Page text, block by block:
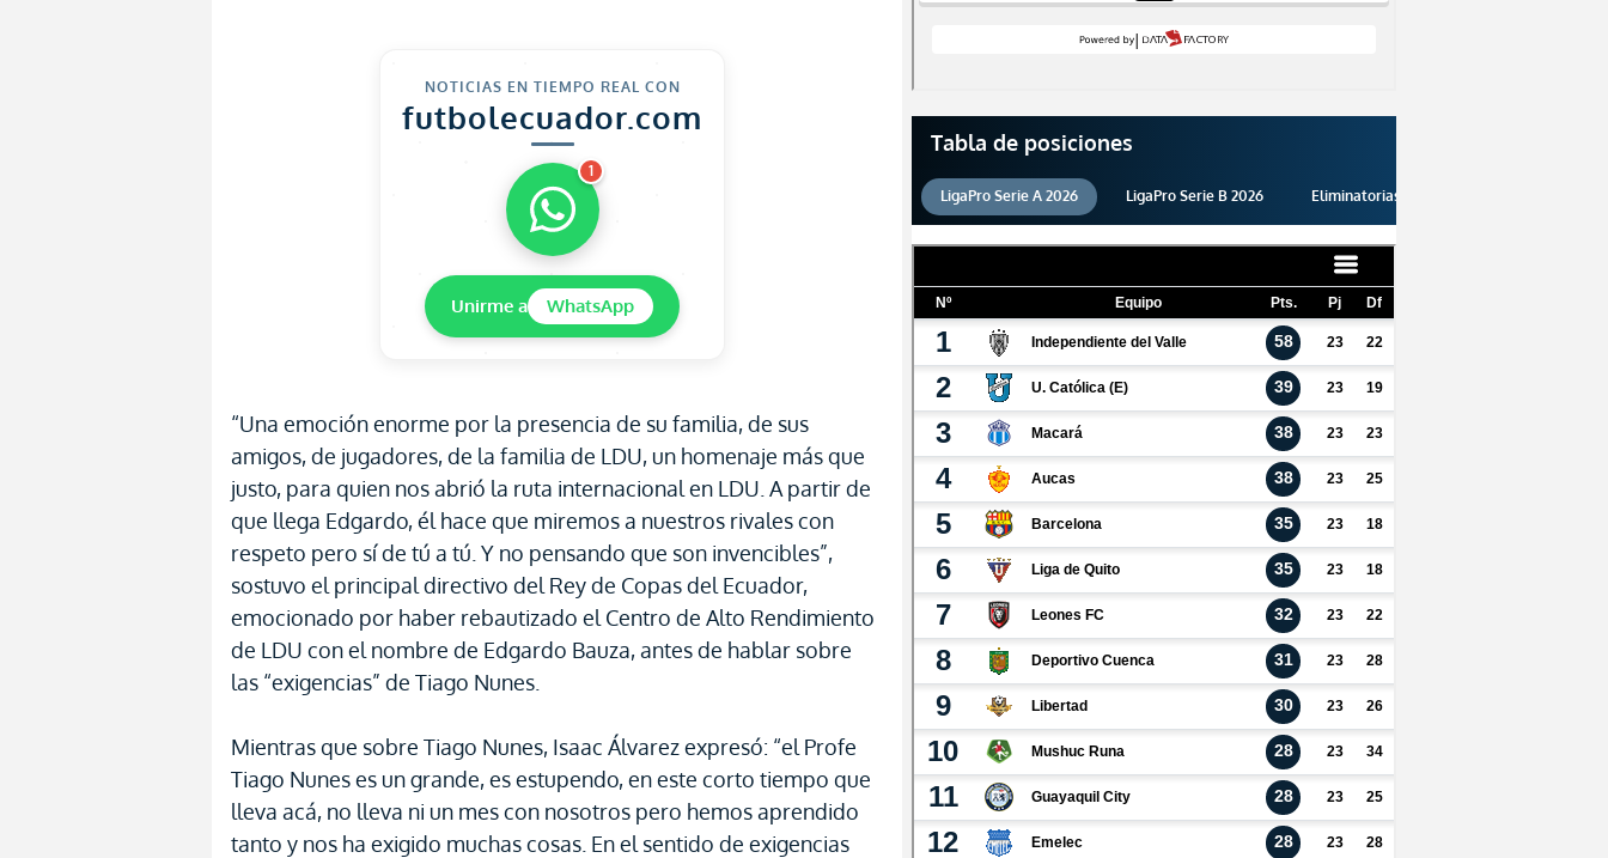
NOTICIAS EN TIEMPO REAL CON
futbolecuador.com
1
Unirme a WhatsApp
“Una emoción enorme por la presencia de su familia, de sus
amigos, de jugadores, de la familia de LDU, un homenaje más que
justo, para quien nos abrió la ruta internacional en LDU. A partir de
que llega Edgardo, él hace que miremos a nuestros rivales con
respeto pero sí de tú a tú. Y no pensando que son invencibles”,
sostuvo el principal directivo del Rey de Copas del Ecuador,
emocionado por haber rebautizado el Centro de Alto Rendimiento
de LDU con el nombre de Edgardo Bauza, antes de hablar sobre
las “exigencias” de Tiago Nunes.
Mientras que sobre Tiago Nunes, Isaac Álvarez expresó: “el Profe
Tiago Nunes es un grande, es estupendo, en este corto tiempo que
lleva acá, no lleva ni un mes con nosotros pero hemos aprendido
tanto y nos ha exigido muchas cosas. En el sentido de exigencias
Tabla de posiciones
LigaPro Serie A 2026 LigaPro Serie B 2026 Eliminatorias 2026